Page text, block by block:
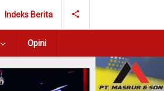
Indeks Berita
Opini